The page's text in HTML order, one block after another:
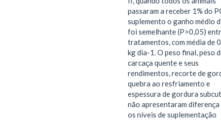
passaram a receber 1% do
suplemento o ganho médio
foi semelhante (P>0,05)
tratamentos, com média de
kg dia-1. O peso final, peso
carcaça quente e seus
rendimentos, recorte de
quebra ao resfriamento e
espessura de gordura
não apresentaram
os níveis de suplementação